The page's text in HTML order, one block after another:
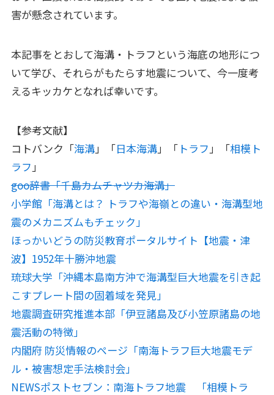
害が懸念されています。
本記事をとおして海溝・トラフという海底の地形につ
いて学び、それらがもたらす地震について、今一度考
えるキッカケとなれば幸いです。
【参考文献】
コトバンク「海溝」「日本海溝」「トラフ 」「相模ト
ラフ 」
goo辞書「千島カムチャツカ海溝」
小学館「海溝とは？ トラフや海嶺との違い・海溝型地
震のメカニズムもチェック」
ほっかいどうの防災教育ポータルサイト【地震・津
波】1952年十勝沖地震
琉球大学「沖縄本島南方沖で海溝型巨大地震を引き起
こすプレート間の固着域を発見」
地震調査研究推進本部「伊豆諸島及び小笠原諸島の地
震活動の特徴」
内閣府 防災情報のページ「南海トラフ巨大地震モデ
ル・被害想定手法検討会」
NEWSポストセブン：南海トラフ地震 「相模トラ